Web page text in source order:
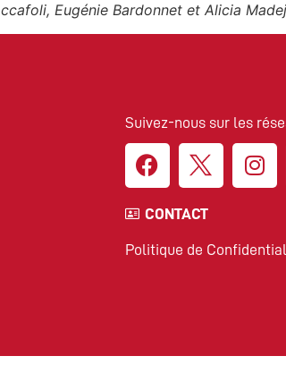
Eugénie Bardonnet et Alicia Madej
Suivez-nous sur les
CONTACT
Politique de